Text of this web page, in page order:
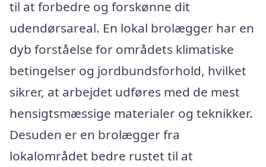
til at forbedre og forskønne dit
udendørsareal. En lokal brolægger har en
dyb forståelse for områdets klimatiske
betingelser og jordbundsforhold, hvilket
sikrer, at arbejdet udføres med de mest
hensigtsmæssige materialer og teknikker.
Desuden er en brolægger fra
lokalområdet bedre rustet til at